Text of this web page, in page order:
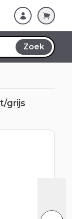
Zoek
grijs